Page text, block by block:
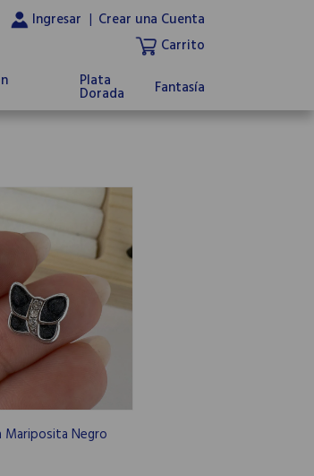
Ingresar | Crear una Cuenta
Carrito
Plata
Dorada Fantasía
Mariposita Negro